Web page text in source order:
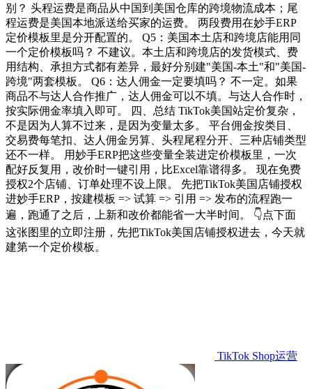
别？ 头程运费是商品从中国到美国仓库的跨境物流成本；尾
程运费是美国本地派送给买家的运费。 两段费用在妙手ERP
定价模板里是分开配置的。 Q5：美国本土店和跨境店能用同
一个定价模板吗？ 不建议。本土店和跨境店的发货模式、费
用结构、承担方式都有差异，最好分别建"美国-本土"和"美国-
跨境"两套模板。 Q6：达人佣金一定要填吗？ 不一定。如果
商品不与达人合作推广，达人佣金可以不填。与达人合作时，
按实际佣金率填入即可。 四、总结 TikTok美国站定价复杂，
不是因为人算不过来，是因为变量太多。 平台佣金按类目、
交易费每笔扣、达人佣金另算、头程尾程分开、三种店铺类型
还不一样。 用妙手ERP把这些变量全装进定价模板里，一次
配好反复用，改价时一键引用，比Excel靠谱得多。 现在免费
授权2个店铺、订单处理不设上限。 先把TikTok美国店铺授权
进妙手ERP，按建模板 => 试算 => 引用 => 发布的流程跑一
遍，跑通了之后，上新和改价都能省一大半时间。 👇点下面
这张图里的立即注册，先把TikTok美国店铺授权进去，今天就
建第一个定价模板。
TikTok Shop运营